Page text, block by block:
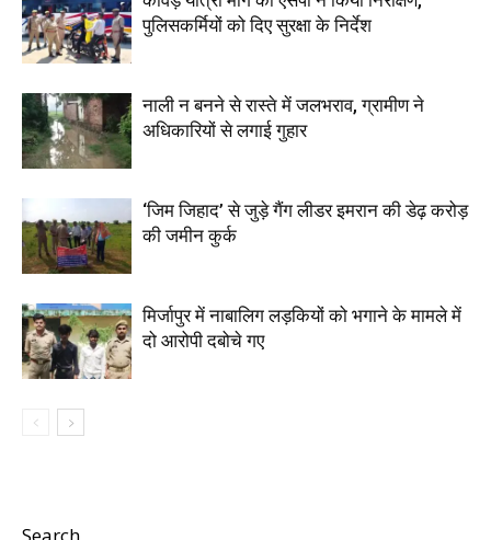
पुलिसकर्मियों को दिए सुरक्षा के निर्देश
नाली न बनने से रास्ते में जलभराव, ग्रामीण ने
अधिकारियों से लगाई गुहार
‘जिम जिहाद’ से जुड़े गैंग लीडर इमरान की डेढ़ करोड़
की जमीन कुर्क
मिर्जापुर में नाबालिग लड़कियों को भगाने के मामले में
दो आरोपी दबोचे गए